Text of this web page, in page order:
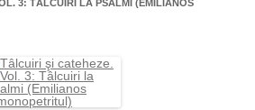
3: TÂLCUIRI LA PSALMI (EMILIANOS